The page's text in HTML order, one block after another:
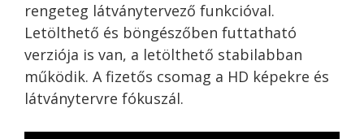
rengeteg látványtervező funkcióval.
Letölthető és böngészőben futtatható
verziója is van, a letölthető stabilabban
működik. A fizetős csomag a HD képekre és
látványtervre fókuszál.